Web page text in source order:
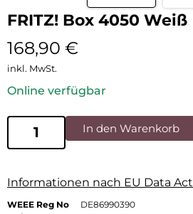
FRITZ! Box 4050 Weiß
168,90 €
inkl. MwSt.
Online verfügbar
In den Warenkorb
Informationen nach EU Data Act
WEEE Reg No
DE86990390